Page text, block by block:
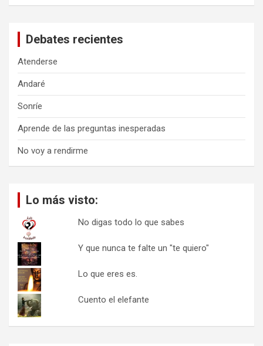
Debates recientes
Atenderse
Andaré
Sonríe
Aprende de las preguntas inesperadas
No voy a rendirme
Lo más visto:
No digas todo lo que sabes
Y que nunca te falte un "te quiero"
Lo que eres es.
Cuento el elefante